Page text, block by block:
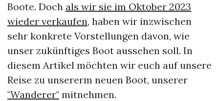
Boote. Doch als wir sie im Oktober 2023
wieder verkaufen, haben wir inzwischen
sehr konkrete Vorstellungen davon, wie
unser zukünftiges Boot aussehen soll. In
diesem Artikel möchten wir euch auf unsere
Reise zu unsererm neuen Boot, unserer
"Wanderer" mitnehmen.